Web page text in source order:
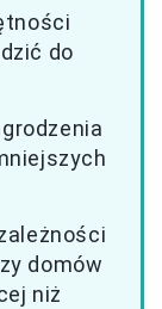
do
domów
niż